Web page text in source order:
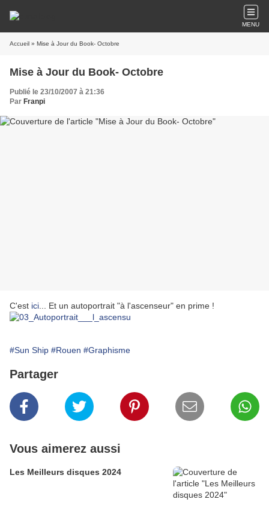
MENU
Accueil » Mise à Jour du Book- Octobre
Mise à Jour du Book- Octobre
Publié le 23/10/2007 à 21:36
Par Franpi
C'est ici ... Et un autoportrait "à l'ascenseur" en prime !
#Sun Ship #Rouen #Graphisme
Partager
Vous aimerez aussi
Les Meilleurs disques 2024